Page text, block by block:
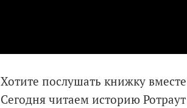
Хотите послушать книжку
Сегодня читаем историю